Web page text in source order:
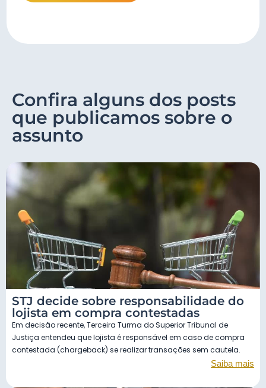
Confira alguns dos posts
que publicamos sobre o
assunto
STJ decide sobre responsabilidade do
lojista em compra contestadas
Em decisão recente, Terceira Turma do Superior Tribunal de
Justiça entendeu que lojista é responsável em caso de compra
contestada (chargeback) se realizar transações sem cautela.
Saiba mais